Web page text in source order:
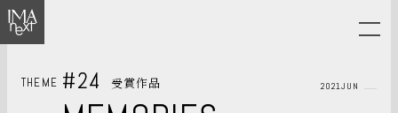
THEME #24 受賞作品 2021JUN